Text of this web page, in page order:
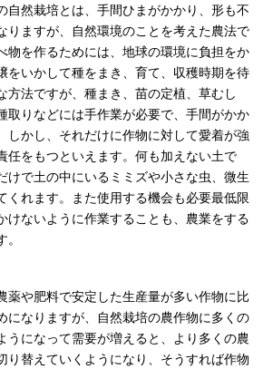
自然栽培とは、手間ひまがかかり、形も不
りますが、自然環境のことを考えた農法で
物を作るためには、地球の環境に負担をか
をいかして種をまき、育て、収穫時期を待
方法ですが、種まき、苗の定植、草むし
取りなどには手作業が必要で、手間がかか
しかし、それだけに作物に対して愛着が強
任をもつといえます。何も加えない土で
けで土の中にいるミミズや小さな虫、微生
くれます。また使用する機会も必要最低限
けないように作業することも、農業をする
薬や肥料で安定した生産量が多い作物に比
になりますが、自然栽培の農作物に多くの
うになって需要が増えると、より多くの農
り替えていくようになり、そうすれば作物